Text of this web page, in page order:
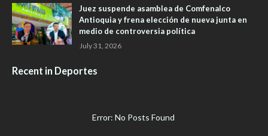
Juez suspende asamblea de Comfenalco
Antioquia y frena elección de nueva junta en
medio de controversia política
July 31, 2026
Recent in Deportes
Error: No Posts Found